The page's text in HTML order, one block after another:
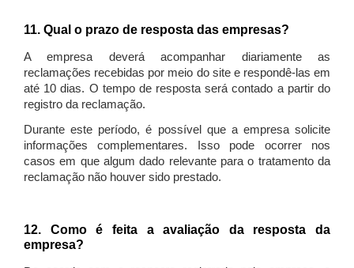
11. Qual o prazo de resposta das empresas?
A empresa deverá acompanhar diariamente as
reclamações recebidas por meio do site e respondê-las em
até 10 dias. O tempo de resposta será contado a partir do
registro da reclamação.
Durante este período, é possível que a empresa solicite
informações complementares. Isso pode ocorrer nos
casos em que algum dado relevante para o tratamento da
reclamação não houver sido prestado.
12. Como é feita a avaliação da resposta da
empresa?